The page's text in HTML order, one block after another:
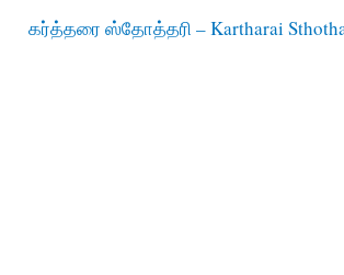
கர்த்தரை ஸ்தோத்தரி – Kartharai